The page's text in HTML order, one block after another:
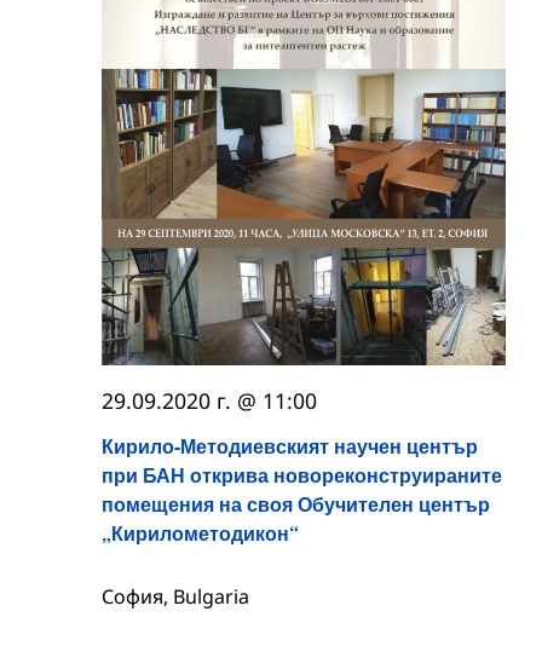
Кирило-Методиевският научен център
при БАН открива новореконструираните
помещения на своя Обучителен център
„Кирилометодикон“
29.09.2020 г. @ 11:00
София, Bulgaria